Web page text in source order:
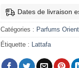
Dates de livraison
Catégories : Parfums
Étiquette : Lattafa